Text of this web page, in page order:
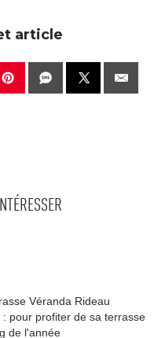
article
Véranda Rideau
: pour profiter de sa terrasse
de l'année